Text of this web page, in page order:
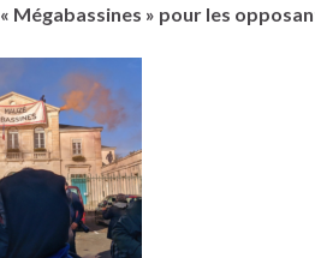
« Mégabassines » pour les